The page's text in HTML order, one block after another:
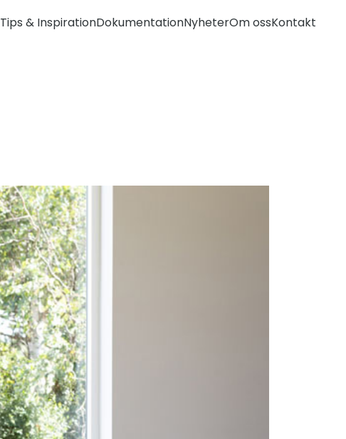
Tips & InspirationDokumentationNyheterOm ossKontakt